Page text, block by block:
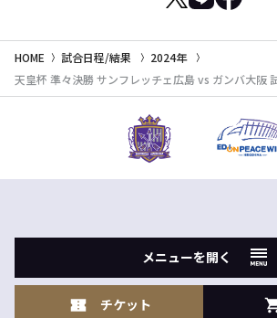
HOME 試合日程/結果
2024年
天皇杯 準々決勝 サンフレッチェ広島 vs ガンバ大阪
メニューを開く
チケット